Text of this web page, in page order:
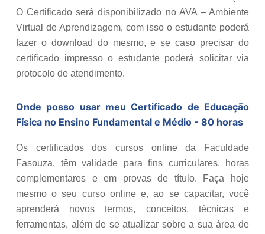
O Certificado será disponibilizado no AVA – Ambiente
Virtual de Aprendizagem, com isso o estudante poderá
fazer o download do mesmo, e se caso precisar do
certificado impresso o estudante poderá solicitar via
protocolo de atendimento.
Onde posso usar meu Certificado de Educação
Física no Ensino Fundamental e Médio - 80 horas
Os certificados dos cursos online da Faculdade
Fasouza, têm validade para fins curriculares, horas
complementares e em provas de título. Faça hoje
mesmo o seu curso online e, ao se capacitar, você
aprenderá novos termos, conceitos, técnicas e
ferramentas, além de se atualizar sobre a sua área de